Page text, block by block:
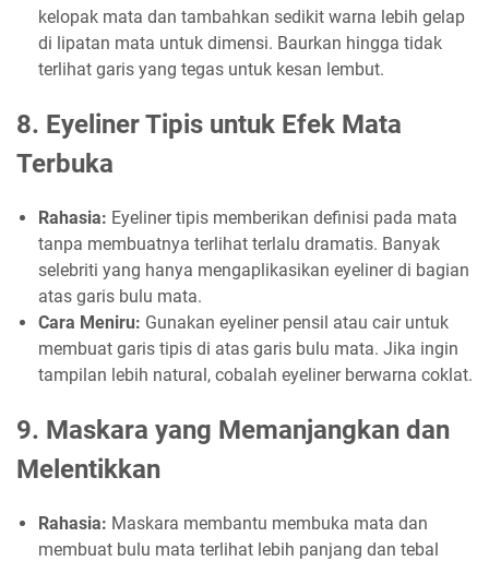
kelopak mata dan tambahkan sedikit warna lebih gelap
di lipatan mata untuk dimensi. Baurkan hingga tidak
terlihat garis yang tegas untuk kesan lembut.
8. Eyeliner Tipis untuk Efek Mata
Terbuka
Rahasia: Eyeliner tipis memberikan definisi pada mata
tanpa membuatnya terlihat terlalu dramatis. Banyak
selebriti yang hanya mengaplikasikan eyeliner di bagian
atas garis bulu mata.
Cara Meniru: Gunakan eyeliner pensil atau cair untuk
membuat garis tipis di atas garis bulu mata. Jika ingin
tampilan lebih natural, cobalah eyeliner berwarna coklat.
9. Maskara yang Memanjangkan dan
Melentikkan
Rahasia: Maskara membantu membuka mata dan
membuat bulu mata terlihat lebih panjang dan tebal